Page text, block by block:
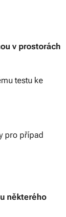
v prostorách
testu ke
pro případ
některého